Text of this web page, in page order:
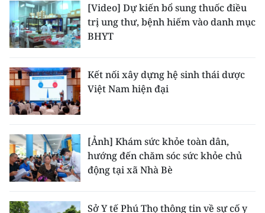
[Video] Dự kiến bổ sung thuốc điều
trị ung thư, bệnh hiếm vào danh mục
BHYT
Kết nối xây dựng hệ sinh thái dược
Việt Nam hiện đại
[Ảnh] Khám sức khỏe toàn dân,
hướng đến chăm sóc sức khỏe chủ
động tại xã Nhà Bè
Sở Y tế Phú Thọ thông tin về sự cố y